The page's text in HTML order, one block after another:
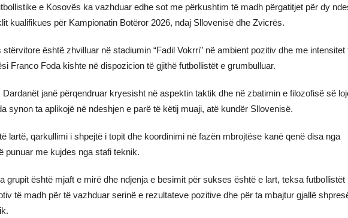
e Kosovës ka vazhduar edhe sot me përkushtim të madh përgatitjet për dy
kualifikues për Kampionatin Botëror 2026, ndaj Sllovenisë dhe Zvicrës.
stërvitore është zhvilluar në stadiumin “Fadil Vokrri” në ambient pozitiv dhe me intensitet
Franco Foda kishte në dispozicion të gjithë futbollistët e grumbulluar.
Dardanët janë përqendruar kryesisht në aspektin taktik dhe në zbatimin e filozofisë së
synon ta aplikojë në ndeshjen e parë të këtij muaji, atë kundër Sllovenisë.
lartë, qarkullimi i shpejtë i topit dhe koordinimi në fazën mbrojtëse kanë qenë disa nga
punuar me kujdes nga stafi teknik.
grupit është mjaft e mirë dhe ndjenja e besimit për sukses është e lart, teksa futbollistët
të madh për të vazhduar serinë e rezultateve pozitive dhe për ta mbajtur gjallë